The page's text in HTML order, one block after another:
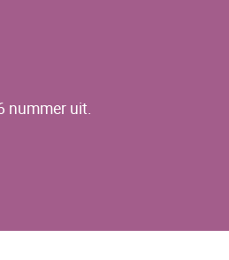
nummer uit.